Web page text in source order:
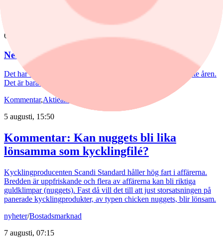
6 augusti, 15:55
Nederman: Vändning i sikte?
Det har blåst snåla vindar runt Nederman på börsen de senaste åren.
Det är bara delvis befogat av den tuffa marknaden.
Kommentar,Aktieanalys
5 augusti, 15:50
Kommentar: Kan nuggets bli lika
lönsamma som kycklingfilé?
Kycklingproducenten Scandi Standard håller hög fart i affärerna.
Bredden är uppfriskande och flera av affärerna kan bli riktiga
guldklimpar (nuggets). Fast då vill det till att just storsatsningen på
panerade kycklingprodukter, av typen chicken nuggets, blir lönsam.
nyheter/Bostadsmarknad
7 augusti, 07:15